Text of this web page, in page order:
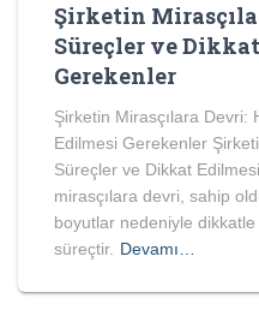
Şirketin
Süreçler ve
Gerekenler
Şirketin Mirasçılara Devri:
Edilmesi Gerekenler
Süreçler ve Dikkat
mirasçılara devri, sahip
boyutlar nedeniyle
süreçtir. Devamı…